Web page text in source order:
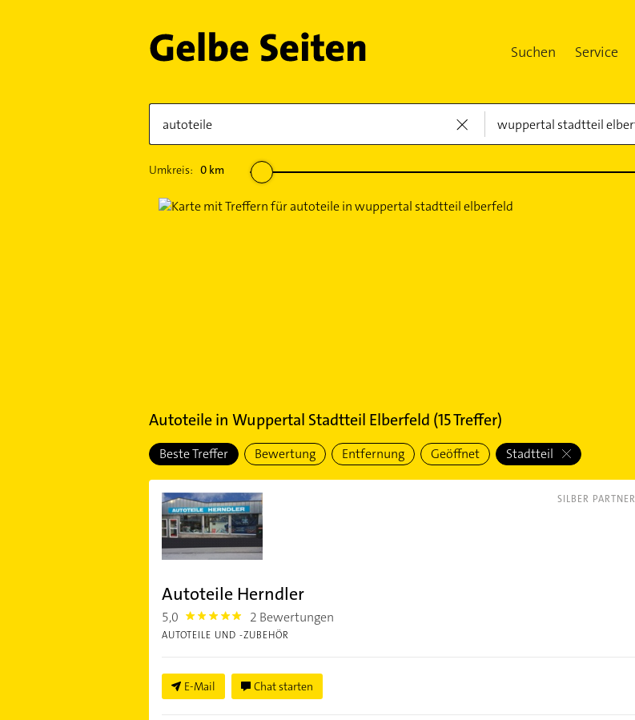
Suchen Service
Umkreis: 0km
Autoteilein Wuppertal Stadtteil Elberfeld (15Treffer)
Beste Treffer Bewertung Entfernung Geöffnet Stadtteil
SILBER PARTNER
Autoteile Herndler
5,0 5.0 2 Bewertungen
AUTOTEILE UND -ZUBEHÖR
E-Mail Chat starten